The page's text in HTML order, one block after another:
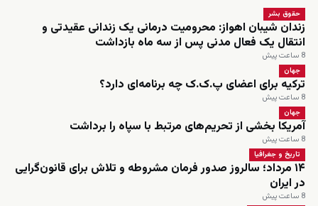
حقوق بشر
زندان شیبان اهواز: محرومیت درمانی یک زندانی عقیدتی و
انتقال یک فعال مدنی پس از سه ماه بازداشت
8 ساعت پیش
جهان
ترکیه برای اعضای پ.ک.ک چه برنامه‌ای دارد؟
8 ساعت پیش
جهان
آمریکا بخشی از تحریم‌های مرتبط با سپاه را برداشت
8 ساعت پیش
تاریخ و جغرافیا
۱۴ مرداد؛ سالروز صدور فرمان مشروطه و تلاش برای قانون‌گرایی
در ایران
8 ساعت پیش